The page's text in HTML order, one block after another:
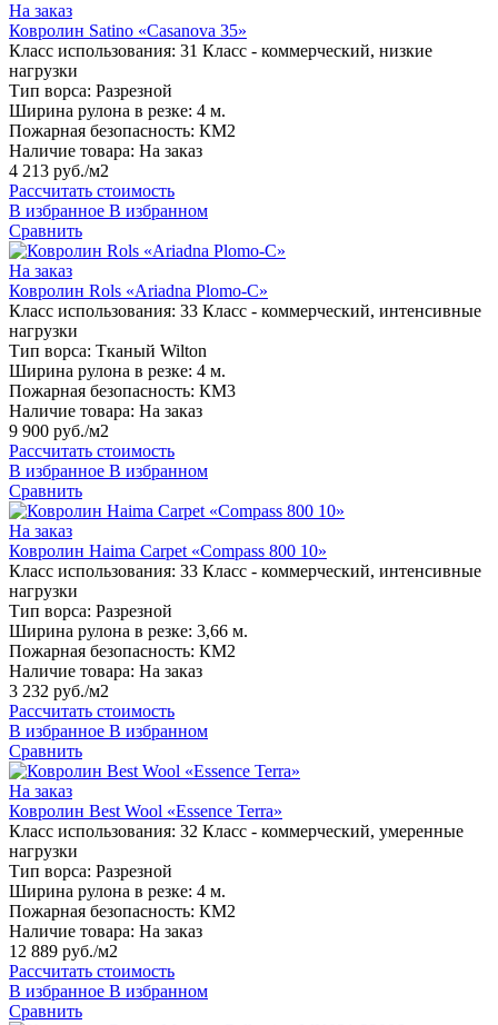
На заказ
Ковролин Satino «Casanova 35»
Класс использования: 31 Класс - коммерческий, низкие
нагрузки
Тип ворса: Разрезной
Ширина рулона в резке: 4 м.
Пожарная безопасность: КМ2
Наличие товара: На заказ
4 213 руб./м2
Рассчитать стоимость
В избранное В избранном
Сравнить
На заказ
Ковролин Rols «Ariadna Plomo-C»
Класс использования: 33 Класс - коммерческий, интенсивные
нагрузки
Тип ворса: Тканый Wilton
Ширина рулона в резке: 4 м.
Пожарная безопасность: КМ3
Наличие товара: На заказ
9 900 руб./м2
Рассчитать стоимость
В избранное В избранном
Сравнить
На заказ
Ковролин Haima Carpet «Compass 800 10»
Класс использования: 33 Класс - коммерческий, интенсивные
нагрузки
Тип ворса: Разрезной
Ширина рулона в резке: 3,66 м.
Пожарная безопасность: КМ2
Наличие товара: На заказ
3 232 руб./м2
Рассчитать стоимость
В избранное В избранном
Сравнить
На заказ
Ковролин Best Wool «Essence Terra»
Класс использования: 32 Класс - коммерческий, умеренные
нагрузки
Тип ворса: Разрезной
Ширина рулона в резке: 4 м.
Пожарная безопасность: КМ2
Наличие товара: На заказ
12 889 руб./м2
Рассчитать стоимость
В избранное В избранном
Сравнить